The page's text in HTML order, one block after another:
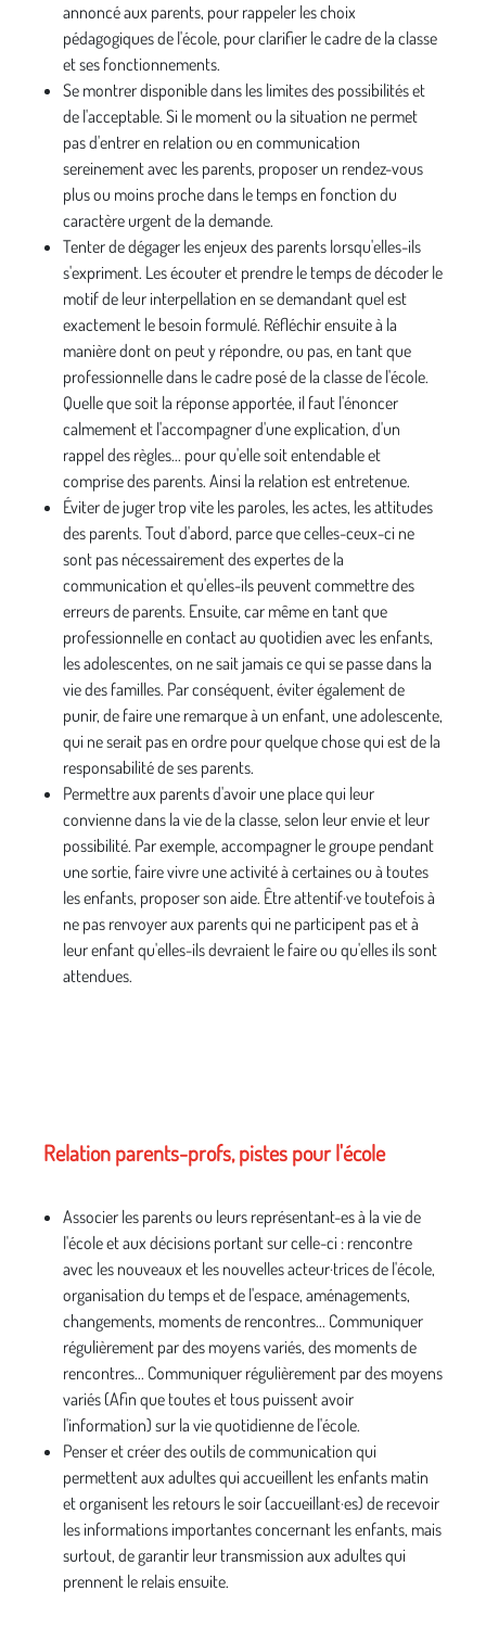
annoncé aux parents, pour rappeler les choix
pédagogiques de l'école, pour clarifier le cadre de la classe
et ses fonctionnements.
Se montrer disponible dans les limites des possibilités et
de l'acceptable. Si le moment ou la situation ne permet
pas d'entrer en relation ou en communication
sereinement avec les parents, proposer un rendez-vous
plus ou moins proche dans le temps en fonction du
caractère urgent de la demande.
Tenter de dégager les enjeux des parents lorsqu'elles-ils
s'expriment. Les écouter et prendre le temps de décoder le
motif de leur interpellation en se demandant quel est
exactement le besoin formulé. Réfléchir ensuite à la
manière dont on peut y répondre, ou pas, en tant que
professionnelle dans le cadre posé de la classe de l'école.
Quelle que soit la réponse apportée, il faut l'énoncer
calmement et l'accompagner d'une explication, d'un
rappel des règles... pour qu'elle soit entendable et
comprise des parents. Ainsi la relation est entretenue.
Éviter de juger trop vite les paroles, les actes, les attitudes
des parents. Tout d'abord, parce que celles-ceux-ci ne
sont pas nécessairement des expertes de la
communication et qu'elles-ils peuvent commettre des
erreurs de parents. Ensuite, car même en tant que
professionnelle en contact au quotidien avec les enfants,
les adolescentes, on ne sait jamais ce qui se passe dans la
vie des familles. Par conséquent, éviter également de
punir, de faire une remarque à un enfant, une adolescente,
qui ne serait pas en ordre pour quelque chose qui est de la
responsabilité de ses parents.
Permettre aux parents d'avoir une place qui leur
convienne dans la vie de la classe, selon leur envie et leur
possibilité. Par exemple, accompagner le groupe pendant
une sortie, faire vivre une activité à certaines ou à toutes
les enfants, proposer son aide. Être attentif·ve toutefois à
ne pas renvoyer aux parents qui ne participent pas et à
leur enfant qu'elles-ils devraient le faire ou qu'elles ils sont
attendues.
Relation parents-profs, pistes pour l'école
Associer les parents ou leurs représentant-es à la vie de
l'école et aux décisions portant sur celle-ci : rencontre
avec les nouveaux et les nouvelles acteur·trices de l'école,
organisation du temps et de l'espace, aménagements,
changements, moments de rencontres... Communiquer
régulièrement par des moyens variés, des moments de
rencontres... Communiquer régulièrement par des moyens
variés (Afin que toutes et tous puissent avoir
l'information) sur la vie quotidienne de l'école.
Penser et créer des outils de communication qui
permettent aux adultes qui accueillent les enfants matin
et organisent les retours le soir (accueillant·es) de recevoir
les informations importantes concernant les enfants, mais
surtout, de garantir leur transmission aux adultes qui
prennent le relais ensuite.